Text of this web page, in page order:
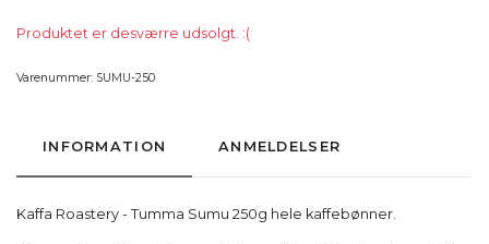
Produktet er desværre udsolgt. :(
Varenummer: SUMU-250
INFORMATION ANMELDELSER
Kaffa Roastery - Tumma Sumu 250g hele kaffebønner.